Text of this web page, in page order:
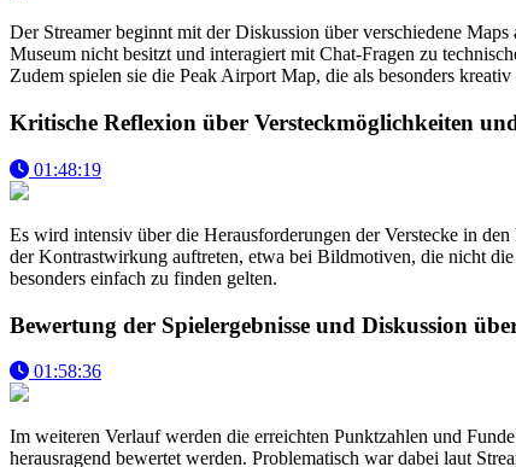
Der Streamer beginnt mit der Diskussion über verschiedene
Museum nicht besitzt und interagiert mit Chat-Fragen zu
Zudem spielen sie die Peak Airport Map, die als besonders
Kritische Reflexion über Versteckmöglichkeiten
01:48:19
Es wird intensiv über die Herausforderungen der Verstecke in
der Kontrastwirkung auftreten, etwa bei Bildmotiven, die nicht
besonders einfach zu finden gelten.
Bewertung der Spielergebnisse und Diskussion
01:58:36
Im weiteren Verlauf werden die erreichten Punktzahlen und
herausragend bewertet werden. Problematisch war dabei laut